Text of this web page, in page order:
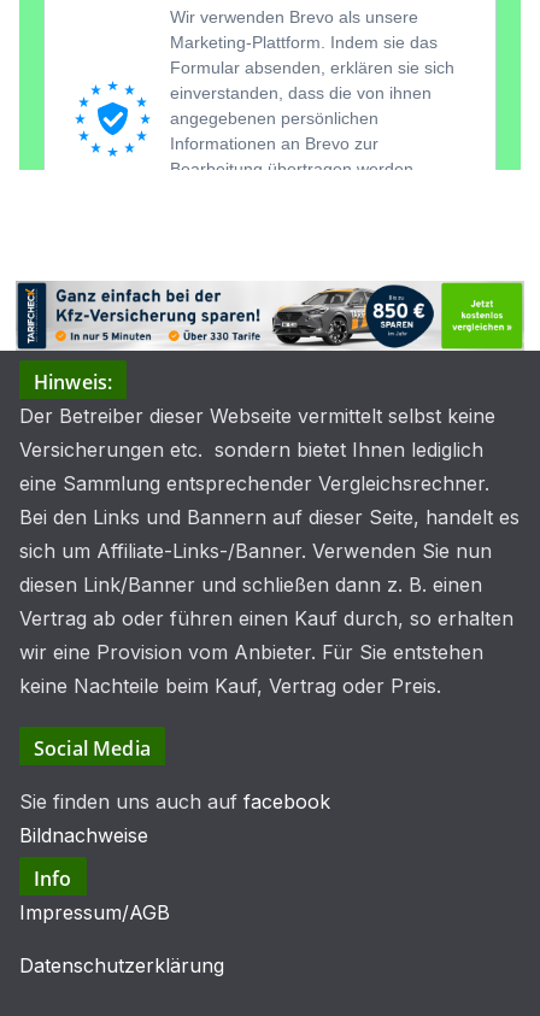
Hinweis:
Der Betreiber dieser Webseite vermittelt selbst keine
Versicherungen etc. sondern bietet Ihnen lediglich
eine Sammlung entsprechender Vergleichsrechner.
Bei den Links und Bannern auf dieser Seite, handelt es
sich um Affiliate-Links-/Banner. Verwenden Sie nun
diesen Link/Banner und schließen dann z. B. einen
Vertrag ab oder führen einen Kauf durch, so erhalten
wir eine Provision vom Anbieter. Für Sie entstehen
keine Nachteile beim Kauf, Vertrag oder Preis.
Social Media
Sie finden uns auch auf facebook
Bildnachweise
Info
Impressum/AGB
Datenschutzerklärung